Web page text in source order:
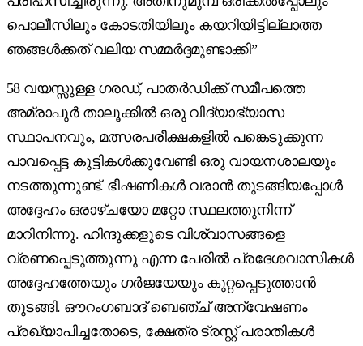
പൊലീസിലും കോടതിയിലും കയറിയിട്ടില്ലാത്ത
ഞങ്ങൾക്കത് വലിയ സമ്മർദ്ദമുണ്ടാക്കി”
58 വയസ്സുള്ള ഗരഡ്, പാതർഡിക്ക് സമീപത്തെ
അമ്രാപുർ താലൂക്കിൽ ഒരു വിദ്യാഭ്യാസ
സ്ഥാപനവും, മത്സരപരീക്ഷകളിൽ പങ്കെടുക്കുന്ന
പാവപ്പെട്ട കുട്ടികൾക്കുവേണ്ടി ഒരു വായനശാലയും
നടത്തുന്നുണ്ട്. ഭീഷണികൾ വരാൻ തുടങ്ങിയപ്പോൾ
അദ്ദേഹം ഒരാഴ്ചയോ മറ്റോ സ്ഥലത്തുനിന്ന്
മാറിനിന്നു. ഹിന്ദുക്കളുടെ വിശ്വാസങ്ങളെ
വ്രണപ്പെടുത്തുന്നു എന്ന പേരിൽ പ്രദേശവാസികൾ
അദ്ദേഹത്തേയും ഗർജയേയും കുറ്റപ്പെടുത്താൻ
തുടങ്ങി. ഔറംഗബാദ് ബെഞ്ച് അന്വേഷണം
പ്രഖ്യാപിച്ചതോടെ, ക്ഷേത്ര ട്രസ്റ്റ് പരാതികൾ